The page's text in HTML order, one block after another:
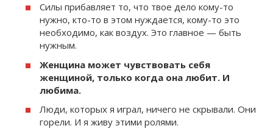
Силы прибавляет то, что твое дело кому-то
нужно, кто-то в этом нуждается, кому-то это
необходимо, как воздух. Это главное — быть
нужным.
Женщина может чувствовать себя
женщиной, только когда она любит. И
любима.
Люди, которых я играл, ничего не скрывали. Они
горели. И я живу этими ролями.